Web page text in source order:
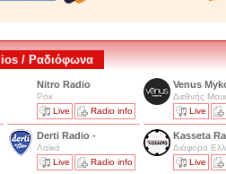
/ Ραδιόφωνα
Nitro Radio
Ροκ
Live
Radio info
Venus
Διεθνής
Live
Derti Radio -
Λαϊκά
Live
Radio info
Kasseta
Διάφορα
Live